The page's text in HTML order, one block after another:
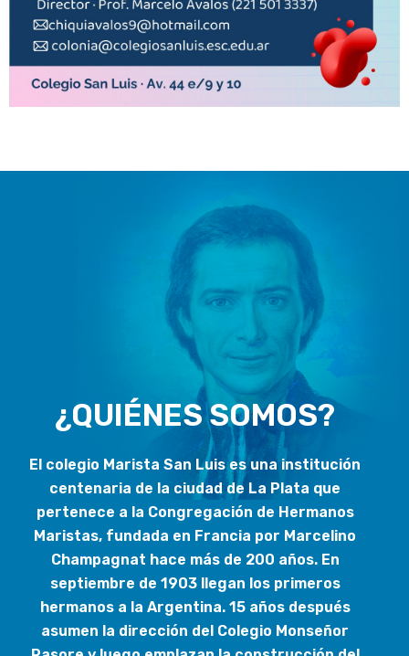
¿QUIÉNES SOMOS?
El colegio Marista San Luises una institución
centenaria de la ciudad de La Plata que
pertenece a la Congregación de Hermanos
Maristas, fundada en Francia por Marcelino
Champagnat hace más de 200 años. En
septiembre de 1903 llegan los primeros
hermanos a la Argentina. 15 años después
asumen la dirección del Colegio Monseñor